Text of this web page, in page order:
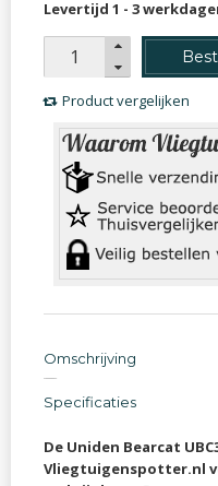
Levertijd 1 - 3
Product vergelijken
Omschrijving
Specificaties
De Uniden Bearcat
Vliegtuigenspotter.nl